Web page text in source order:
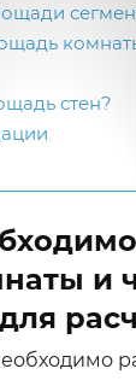
стен?
и